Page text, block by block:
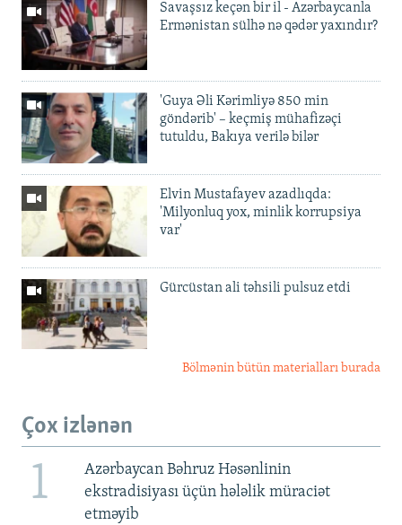
Savaşsız keçən bir il - Azərbaycanla
Ermənistan sülhə nə qədər yaxındır?
'Guya Əli Kərimliyə 850 min
göndərib' – keçmiş mühafizəçi
tutuldu, Bakıya verilə bilər
Elvin Mustafayev azadlıqda:
'Milyonluq yox, minlik korrupsiya
var'
Gürcüstan ali təhsili pulsuz etdi
Bölmənin bütün materialları burada
Çox izlənən
1
Azərbaycan Bəhruz Həsənlinin
ekstradisiyası üçün hələlik müraciət
etməyib